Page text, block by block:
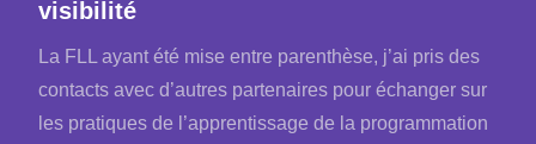
visibilité
La FLL ayant été mise entre parenthèse, j’ai pris des
contacts avec d’autres partenaires pour échanger sur
les pratiques de l’apprentissage de la programmation